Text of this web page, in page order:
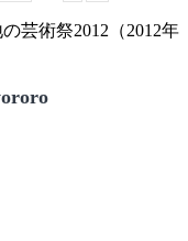
の芸術祭2012（2012年